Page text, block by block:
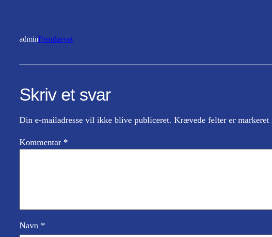
adminFremhævet
Skriv et svar
Din e-mailadresse vil ikke blive publiceret. Krævede felter er markeret
Kommentar *
Navn *